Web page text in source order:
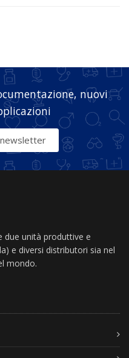
nuovi
due unità produttive e
e diversi distributori sia nel
mondo.